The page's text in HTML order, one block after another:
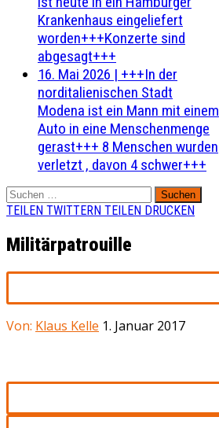
Krankenhaus eingeliefert
worden+++Konzerte sind
abgesagt+++
16. Mai 2026 | +++In der
norditalienischen Stadt
Modena ist ein Mann mit einem
Auto in eine Menschenmenge
gerast+++ 8 Menschen wurden
verletzt , davon 4 schwer+++
Suchen
nach:
TEILEN TWITTERN TEILEN DRUCKEN
Militärpatrouille
Von: Klaus Kelle 1. Januar 2017